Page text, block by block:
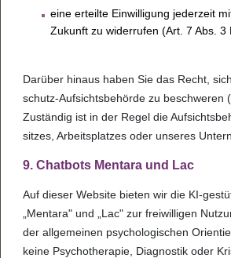
eine erteilte Ein­wil­li­gung jeder­zeit
Zukunft zu wider­ru­fen (Art. 7 Abs. 3
Dar­über hin­aus haben Sie das Recht,
schutz-Auf­sichts­be­hörde zu beschwe­ren
Zustän­dig ist in der Regel die
sit­zes, Arbeits­plat­zes oder unse­res
9. Chat­bots Men­tara und Lac
Auf die­ser Web­site bie­ten wir die KI-
„Men­tara" und „Lac" zur frei­wil­li­gen
der all­ge­mei­nen psy­cho­lo­gi­schen
keine Psy­cho­the­ra­pie, Dia­gno­s­tik oder